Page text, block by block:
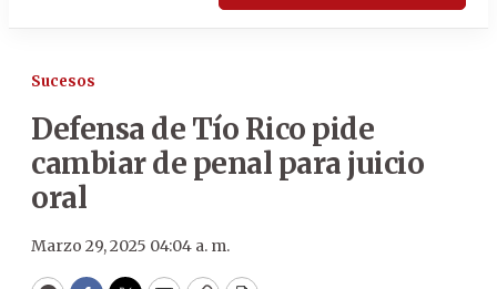
Sucesos
Defensa de Tío Rico pide
cambiar de penal para juicio
oral
Marzo 29, 2025 04:04 a. m.